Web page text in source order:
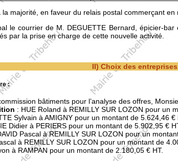
majorité, en faveur du relais postal commerçant
le courrier de M. DEGUETTE Bernard, épicier-
par la prise en charge de cette nouvelle activité.
II) Choix des
:
bâtiments pour l’analyse des offres,
: HUE Roland à REMILLY SUR LOZON pour un
Sylvain à AMIGNY pour un montant de 5.624,46 €
Didier à PERIERS pour un montant de 5.902,95 €
Pascal à REMILLY SUR LOZON pour un
à REMILLY SUR LOZON pour un montant de
à RAMPAN pour un montant de 2.180,05 € HT.